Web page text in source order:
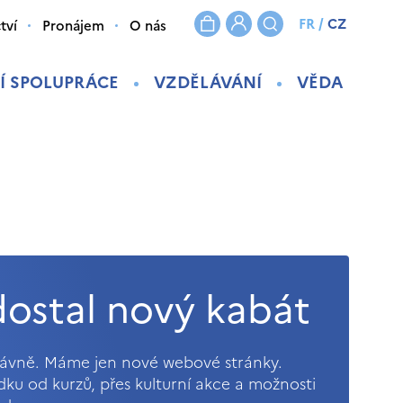
SPOLUPRÁCE VZDĚLÁVÁNÍ VĚDA
Pronájem O nás FR/CZ
nový kabát
Máme jen nové webové stránky.
od kurzů, přes kulturní akce a možnosti